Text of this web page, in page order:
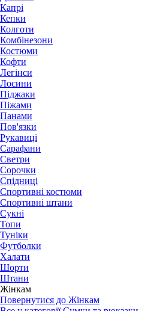
Капрі
Кепки
Колготи
Комбінезони
Костюми
Кофти
Легінси
Лосини
Піджаки
Піжами
Панами
Пов'язки
Рукавиці
Сарафани
Светри
Сорочки
Спідниці
Спортивні костюми
Спортивні штани
Сукні
Топи
Туніки
Футболки
Халати
Шорти
Штани
Жінкам
Повернутися до Жінкам